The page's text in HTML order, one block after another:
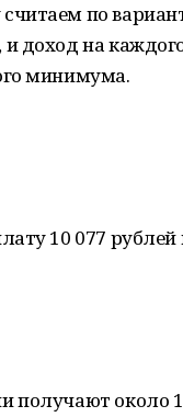
по
на
минимума.
10 077 рублей
получают около